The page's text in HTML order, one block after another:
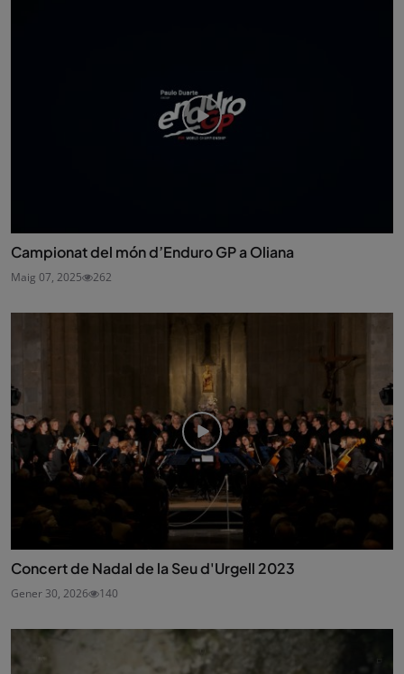
Campionat del món d’Enduro GP a Oliana
Maig 07, 2025 262
Concert de Nadal de la Seu d'Urgell 2023
Gener 30, 2026 140